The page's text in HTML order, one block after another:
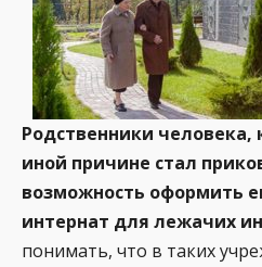
Родственники человека,
иной причине стал
возможность оформить
интернат для лежачих
понимать, что в таких